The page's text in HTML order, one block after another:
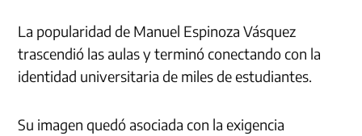
La popularidad de Manuel Espinoza Vásquez
trascendió las aulas y terminó conectando con la
identidad universitaria de miles de estudiantes.
Su imagen quedó asociada con la exigencia